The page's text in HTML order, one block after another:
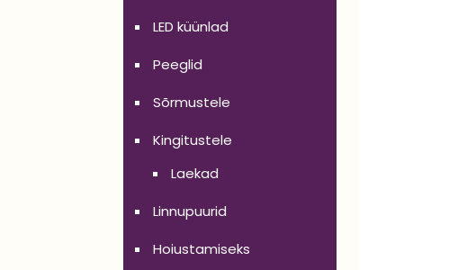
LED küünlad
Peeglid
Sõrmustele
Kingitustele
Laekad
Linnupuurid
Hoiustamiseks